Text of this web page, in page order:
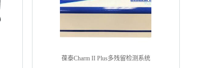
葆泰Charm II Plus多残留检测系统